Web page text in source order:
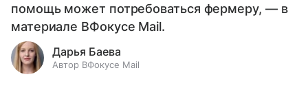
помощь может потребоваться фермеру, — в
материале ВФокусе Mail.
Дарья Баева
Автор ВФокусе Mail